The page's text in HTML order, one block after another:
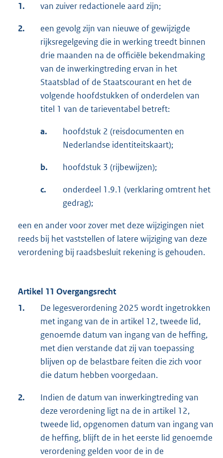
1. van zuiver redactionele aard zijn;
2.
een gevolg zijn van nieuwe of gewijzigde
rijksregelgeving die in werking treedt binnen
drie maanden na de officiële bekendmaking
van de inwerkingtreding ervan in het
Staatsblad of de Staatscourant en het de
volgende hoofdstukken of onderdelen van
titel 1 van de tarieventabel betreft:
a.
hoofdstuk 2 (reisdocumenten en
Nederlandse identiteitskaart);
b. hoofdstuk 3 (rijbewijzen);
c.
onderdeel 1.9.1 (verklaring omtrent het
gedrag);
een en ander voor zover met deze wijzigingen niet
reeds bij het vaststellen of latere wijziging van deze
verordening bij raadsbesluit rekening is gehouden.
Artikel 11 Overgangsrecht
1.
De legesverordening 2025 wordt ingetrokken
met ingang van de in artikel 12, tweede lid,
genoemde datum van ingang van de heffing,
met dien verstande dat zij van toepassing
blijven op de belastbare feiten die zich voor
die datum hebben voorgedaan.
2.
Indien de datum van inwerkingtreding van
deze verordening ligt na de in artikel 12,
tweede lid, opgenomen datum van ingang van
de heffing, blijft de in het eerste lid genoemde
verordening gelden voor de in de